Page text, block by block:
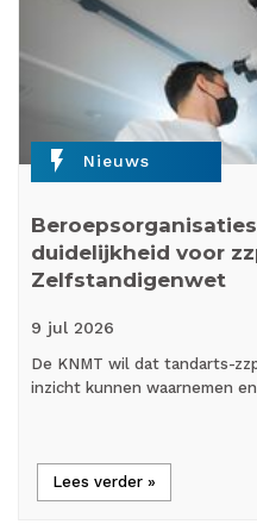
flash_on Nieuws
duidelijkheid voor
Zelfstandigenwet
9 jul 2026
De KNMT wil dat tandarts-
inzicht kunnen waarnemen
Lees verder »